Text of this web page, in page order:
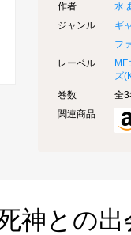
作者
水
ジャンル
ギ
フ
レーベル
ズ(
巻数
全
関連商品
神との出